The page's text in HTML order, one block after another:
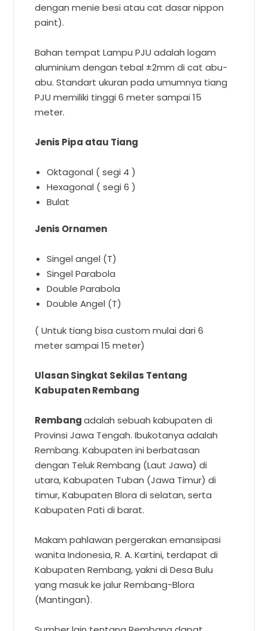
dengan menie besi atau cat dasar nippon
paint).
Bahan tempat Lampu PJU adalah logam
aluminium dengan tebal ±2mm di cat abu-
abu. Standart ukuran pada umumnya tiang
PJU memiliki tinggi 6 meter sampai 15
meter.
Jenis Pipa atau Tiang
Oktagonal ( segi 4 )
Hexagonal ( segi 6 )
Bulat
Jenis Ornamen
Singel angel (T)
Singel Parabola
Double Parabola
Double Angel (T)
( Untuk tiang bisa custom mulai dari 6
meter sampai 15 meter)
Ulasan Singkat Sekilas Tentang
Kabupaten Rembang
Rembang adalah sebuah kabupaten di
Provinsi Jawa Tengah. Ibukotanya adalah
Rembang. Kabupaten ini berbatasan
dengan Teluk Rembang (Laut Jawa) di
utara, Kabupaten Tuban (Jawa Timur) di
timur, Kabupaten Blora di selatan, serta
Kabupaten Pati di barat.
Makam pahlawan pergerakan emansipasi
wanita Indonesia, R. A. Kartini, terdapat di
Kabupaten Rembang, yakni di Desa Bulu
yang masuk ke jalur Rembang-Blora
(Mantingan).